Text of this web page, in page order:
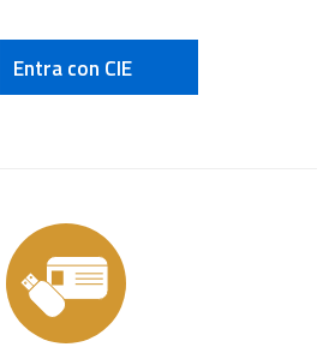
Entra con CIE